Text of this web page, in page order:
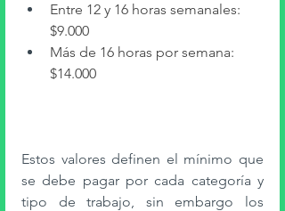
Entre 12 y 16 horas semanales:
$9.000
Más de 16 horas por semana:
$14.000
Estos valores definen el mínimo que
se debe pagar por cada categoría y
tipo de trabajo, sin embargo los